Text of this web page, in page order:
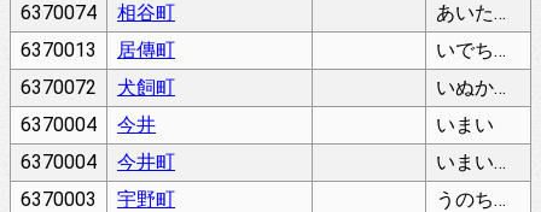
6370074
相谷町
あいたにちょう
6370013
居傳町
いでちょう
6370072
犬飼町
いぬかいちょう
6370004
今井
いまい
6370004
今井町
いまいちょう
6370003
宇野町
うのちょう